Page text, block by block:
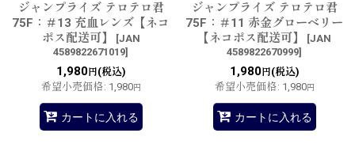
ジャンプライズ テロテロ君
75F：＃13 充血レンズ【ネコ
ポス配送可】
[JAN
4589822671019]
1,980円(税込)
希望小売価格: 1,980円
カートに入れる
ジャンプライズ テロテロ君
75F：＃11 赤金グローベリー
【ネコポス配送可】
[JAN
4589822670999]
1,980円(税込)
希望小売価格: 1,980円
カートに入れる